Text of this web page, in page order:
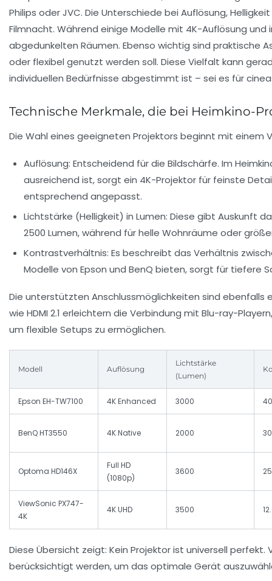
Philips oder JVC. Die Unterschiede bei Auflösung,
Filmnacht. Während einige Modelle mit 4K-Auflösung
abgedunkelten Räumen. Ebenso wichtig sind praktische
oder flexibel genutzt werden soll. Diese Vielfalt kann
individuellen Bedürfnisse abgestimmt ist – sei es für
Technische Merkmale, die bei Heimkino-
Die Wahl eines geeigneten Projektors beginnt mit einem
Auflösung: Entscheidend für die Bildschärfe. Im
ausreichend ist, sorgt ein 4K-Projektor für feinste
entsprechend angepasst.
Lichtstärke (Helligkeit) in Lumen: Diese gibt Auskunft
2500 Lumen, während für helle Wohnräume oder
Kontrastverhältnis: Es beschreibt das Verhältnis
Modelle von Epson und BenQ bieten, sorgt für tiefere
Die unterstützten Anschlussmöglichkeiten sind ebenfalls
wie HDMI 2.1 erleichtern die Verbindung mit Blu-ray-
um flexible Setups zu ermöglichen.
Modell Auflösung
Lichtstärke
(Lumen)
Epson EH-TW7100 4K Enhanced 3000
BenQ HT3550 4K Native 2000
Optoma HD146X
Full HD
(1080p)
3600
ViewSonic PX747-
4K
4K UHD 3500
Diese Übersicht zeigt: Kein Projektor ist universell
berücksichtigt werden, um das optimale Gerät